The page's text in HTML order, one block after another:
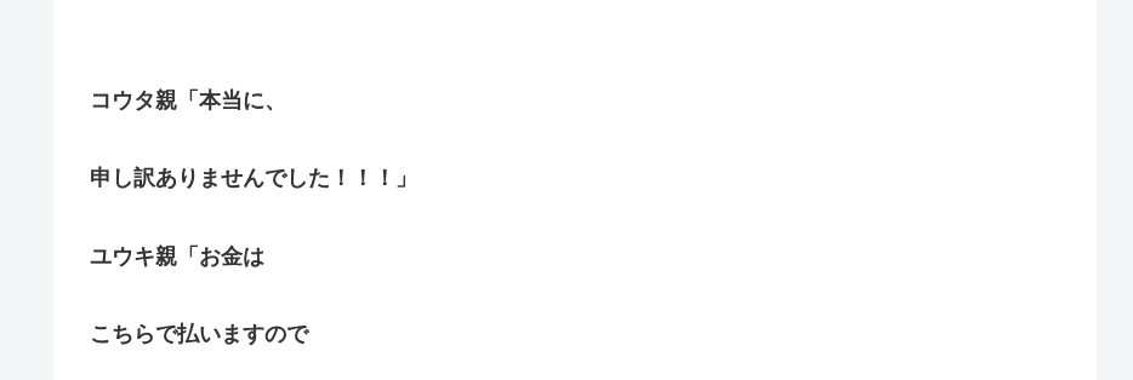
コウタ親「本当に、
申し訳ありませんでした！！！」
ユウキ親「お金は
こちらで払いますので